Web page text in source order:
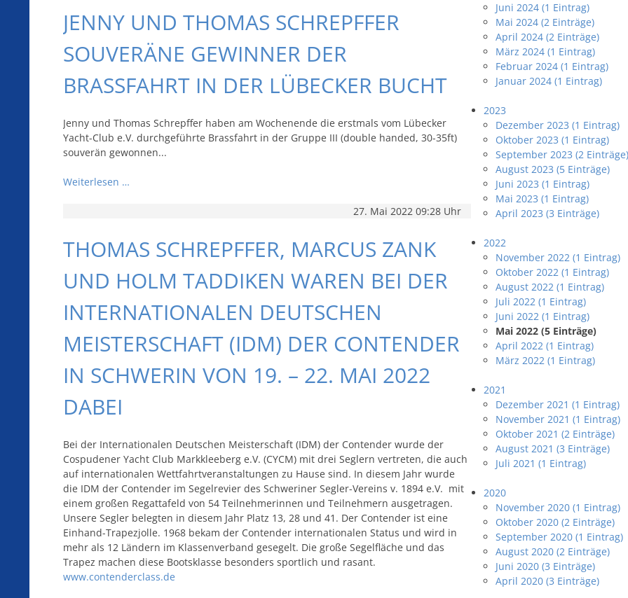
JENNY UND THOMAS SCHREPFFER
SOUVERÄNE GEWINNER DER
BRASSFAHRT IN DER LÜBECKER BUCHT
Jenny und Thomas Schrepffer haben am Wochenende die erstmals vom Lübecker
Yacht-Club e.V. durchgeführte Brassfahrt in der Gruppe III (double handed, 30-35ft)
souverän gewonnen...
Weiterlesen …
27. Mai 2022 09:28 Uhr
THOMAS SCHREPFFER, MARCUS ZANK
UND HOLM TADDIKEN WAREN BEI DER
INTERNATIONALEN DEUTSCHEN
MEISTERSCHAFT (IDM) DER CONTENDER
IN SCHWERIN VON 19. – 22. MAI 2022
DABEI
Bei der Internationalen Deutschen Meisterschaft (IDM) der Contender wurde der
Cospudener Yacht Club Markkleeberg e.V. (CYCM) mit drei Seglern vertreten, die auch
auf internationalen Wettfahrtveranstaltungen zu Hause sind. In diesem Jahr wurde
die IDM der Contender im Segelrevier des Schweriner Segler-Vereins v. 1894 e.V. mit
einem großen Regattafeld von 54 Teilnehmerinnen und Teilnehmern ausgetragen.
Unsere Segler belegten in diesem Jahr Platz 13, 28 und 41. Der Contender ist eine
Einhand-Trapezjolle. 1968 bekam der Contender internationalen Status und wird in
mehr als 12 Ländern im Klassenverband gesegelt. Die große Segelfläche und das
Trapez machen diese Bootsklasse besonders sportlich und rasant.
www.contenderclass.de
Juni 2024 (1 Eintrag)
Mai 2024 (2 Einträge)
April 2024 (2 Einträge)
März 2024 (1 Eintrag)
Februar 2024 (1 Eintrag)
Januar 2024 (1 Eintrag)
2023
Dezember 2023 (1 Eintrag)
Oktober 2023 (1 Eintrag)
September 2023 (2 Einträge)
August 2023 (5 Einträge)
Juni 2023 (1 Eintrag)
Mai 2023 (1 Eintrag)
April 2023 (3 Einträge)
2022
November 2022 (1 Eintrag)
Oktober 2022 (1 Eintrag)
August 2022 (1 Eintrag)
Juli 2022 (1 Eintrag)
Juni 2022 (1 Eintrag)
Mai 2022 (5 Einträge)
April 2022 (1 Eintrag)
März 2022 (1 Eintrag)
2021
Dezember 2021 (1 Eintrag)
November 2021 (1 Eintrag)
Oktober 2021 (2 Einträge)
August 2021 (3 Einträge)
Juli 2021 (1 Eintrag)
2020
November 2020 (1 Eintrag)
Oktober 2020 (2 Einträge)
September 2020 (1 Eintrag)
August 2020 (2 Einträge)
Juni 2020 (3 Einträge)
April 2020 (3 Einträge)